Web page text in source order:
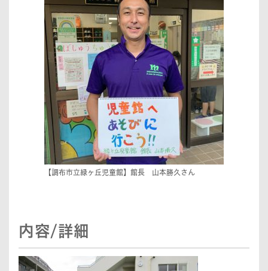
【調布市立緑ヶ丘児童館】館長 山本勝久さん
内容/詳細